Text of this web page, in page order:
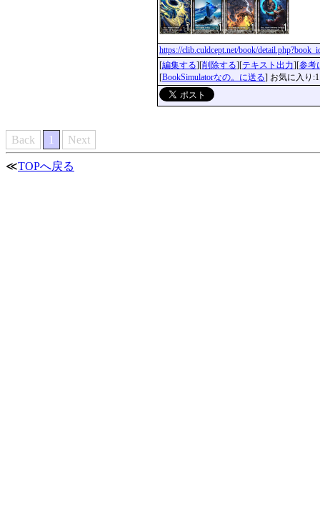
https://clib.culdcept.net/book/
[編集する][削除する][テキスト出力][参考
[BookSimulatorなの。に送る] お気に入り:1
Back 1 Next
≪TOPへ戻る